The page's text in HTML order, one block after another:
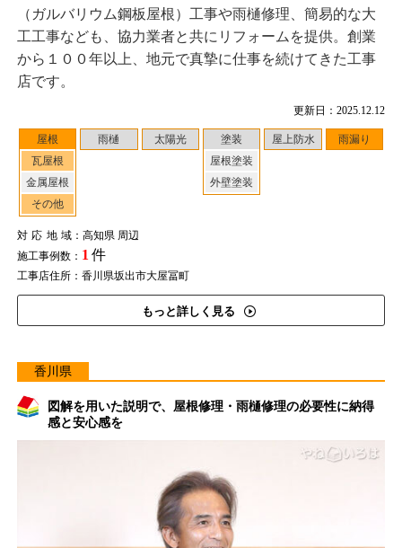
更新日：2025.12.12
屋根
瓦屋根
金属屋根
その他
雨樋 太陽光
塗装
屋根塗装
外壁塗装
屋上防水 雨漏り
対応地域：高知県 周辺
施工事例数： 1 件
工事店住所：香川県坂出市大屋冨町
もっと詳しく見る
（ガルバリウム鋼板屋根）工事や雨樋修理、簡易的な大
工工事なども、協力業者と共にリフォームを提供。創業
から１００年以上、地元で真摯に仕事を続けてきた工事
店です。
香川県
図解を用いた説明で、屋根修理・雨樋修理の必要性に納得
感と安心感を